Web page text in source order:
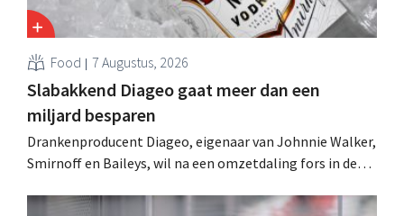
Food 7 Augustus, 2026
Slabakkend Diageo gaat meer dan een
miljard besparen
Drankenproducent Diageo, eigenaar van Johnnie Walker,
Smirnoff en Baileys, wil na een omzetdaling fors in de
andere Guiness en voorgemixte cocktails.